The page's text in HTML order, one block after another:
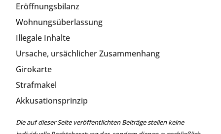
Eröffnungsbilanz
Wohnungsüberlassung
Illegale Inhalte
Ursache, ursächlicher Zusammenhang
Girokarte
Strafmakel
Akkusationsprinzip
Die auf dieser Seite veröffentlichten Beiträge stellen keine